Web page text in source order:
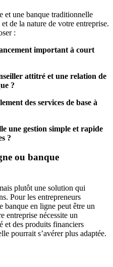
et une banque traditionnelle
de la nature de votre entreprise.
:
important à court
attitré et une relation de
?
des services de base à
une gestion simple et rapide
?
ou banque
plutôt une solution qui
Pour les entrepreneurs
banque en ligne peut être un
entreprise nécessite un
et des produits financiers
pourrait s’avérer plus adaptée.